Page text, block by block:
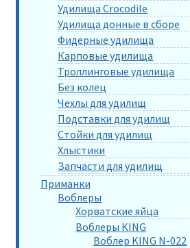
Удилища Crocodile
Удилища донные в сборе
Фидерные удилища
Карповые удилища
Троллинговые удилища
Без колец
Чехлы для удилищ
Подставки для удилищ
Стойки для удилищ
Хлыстики
Запчасти для удилищ
Приманки
Воблеры
Хорватские яйца
Воблеры KING
Воблер KING N-022